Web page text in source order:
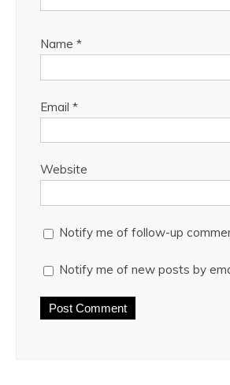
Name *
Email *
Website
Notify me of follow-up
Notify me of new posts by